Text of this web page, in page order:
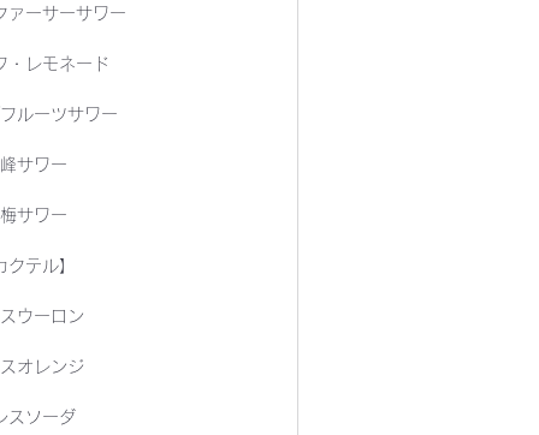
ァーサーサワー
・レモネード
ルーツサワー
サワー
サワー
クテル】
ウーロン
オレンジ
スソーダ